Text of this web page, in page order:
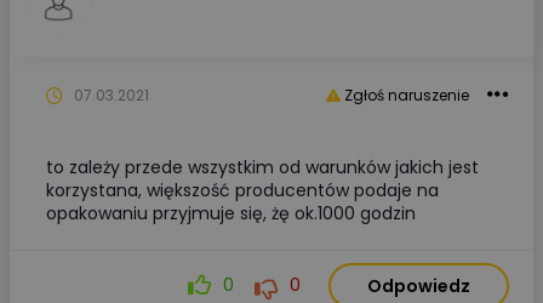
Zgłoś naruszenie
07.03.2021
to zależy przede wszystkim od warunków jakich jest
korzystana, większość producentów podaje na
opakowaniu przyjmuje się, żę ok.1000 godzin
0 0 Odpowiedz